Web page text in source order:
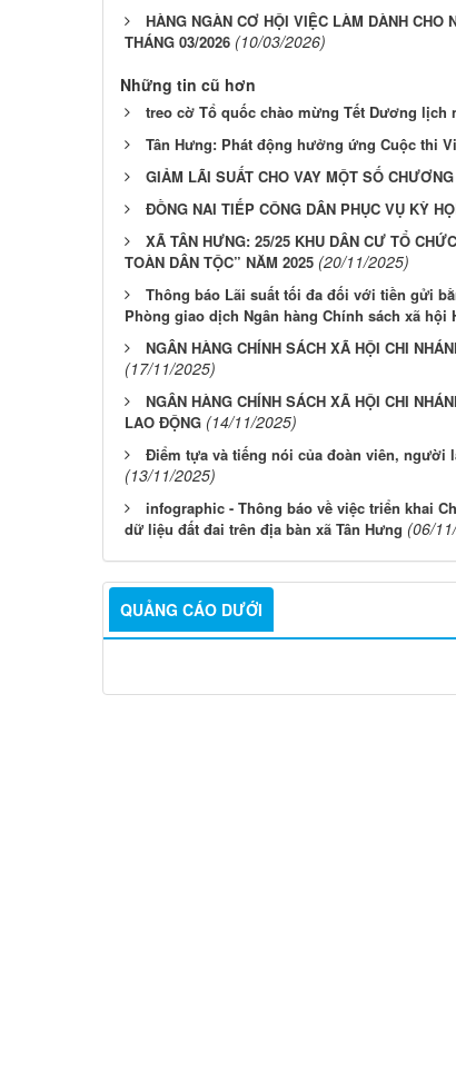
HÀNG NGÀN CƠ HỘI VIỆC LÀM DÀNH
THÁNG 03/2026 (10/03/2026)
Những tin cũ hơn
treo cờ Tổ quốc chào mừng Tết Dương lịch
Tân Hưng: Phát động hưởng ứng Cuộc thi
GIẢM LÃI SUẤT CHO VAY MỘT SỐ
ĐỒNG NAI TIẾP CÔNG DÂN PHỤC VỤ KỲ
XÃ TÂN HƯNG: 25/25 KHU DÂN CƯ TỔ
TOÀN DÂN TỘC” NĂM 2025 (20/11/2025)
Thông báo Lãi suất tối đa đối với tiền gửi
Phòng giao dịch Ngân hàng Chính sách xã hội
NGÂN HÀNG CHÍNH SÁCH XÃ HỘI CHI
(17/11/2025)
NGÂN HÀNG CHÍNH SÁCH XÃ HỘI CHI
LAO ĐỘNG (14/11/2025)
Điểm tựa và tiếng nói của đoàn viên, người
(13/11/2025)
infographic - Thông báo về việc triển khai
dữ liệu đất đai trên địa bàn xã Tân Hưng (06/
QUẢNG CÁO DƯỚI